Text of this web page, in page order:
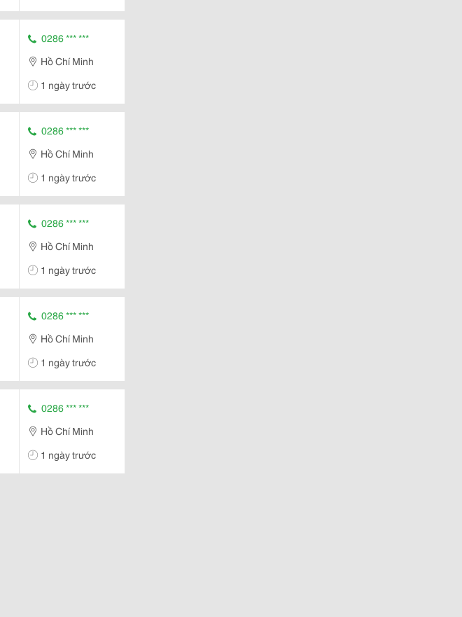
0286 *** ***
Hồ Chí Minh
1 ngày trước
0286 *** ***
Hồ Chí Minh
1 ngày trước
0286 *** ***
Hồ Chí Minh
1 ngày trước
0286 *** ***
Hồ Chí Minh
1 ngày trước
0286 *** ***
Hồ Chí Minh
1 ngày trước